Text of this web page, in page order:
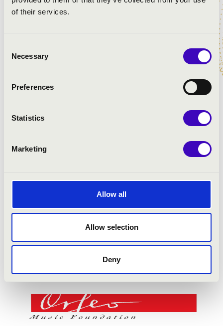
of their services.
Selection
Necessary
Preferences
Statistics
Marketing
Allow all
Allow selection
Deny
Bach: Schwingt freudig euch empor, BWV 36